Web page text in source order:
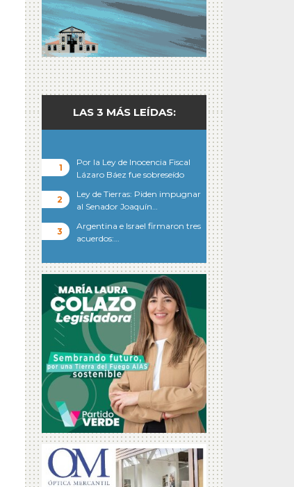
LAS 3 MÁS LEÍDAS:
Por la Ley de Inocencia Fiscal
Lázaro Báez fue sobreseído
Ley de Tierras: Piden impugnar
al Senador Joaquín…
Argentina e Israel firmaron tres
acuerdos:…